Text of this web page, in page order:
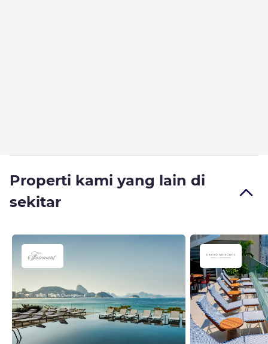
Properti kami yang lain di
sekitar